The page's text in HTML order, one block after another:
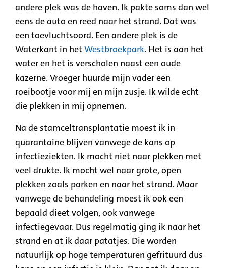
andere plek was de haven. Ik pakte soms dan wel
eens de auto en reed naar het strand. Dat was
een toevluchtsoord. Een andere plek is de
Waterkant in het Westbroekpark. Het is aan het
water en het is verscholen naast een oude
kazerne. Vroeger huurde mijn vader een
roeibootje voor mij en mijn zusje. Ik wilde echt
die plekken in mij opnemen.
Na de stamceltransplantatie moest ik in
quarantaine blijven vanwege de kans op
infectieziekten. Ik mocht niet naar plekken met
veel drukte. Ik mocht wel naar grote, open
plekken zoals parken en naar het strand. Maar
vanwege de behandeling moest ik ook een
bepaald dieet volgen, ook vanwege
infectiegevaar. Dus regelmatig ging ik naar het
strand en at ik daar patatjes. Die worden
natuurlijk op hoge temperaturen gefrituurd dus